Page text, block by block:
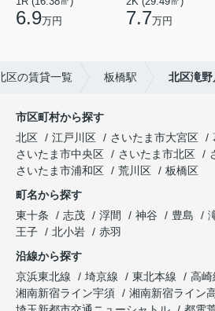
6.9万円 7.7万円
区の賃貸一覧 板橋駅 北区滝
市区町村から探す
北区
江戸川区 さいたま市大宮区
さいたま市中央区
さいたま市北区
さいたま市浦和区
荒川区
板橋区
町名から探す
東十条
志茂 浮間 神谷 豊島
王子
北小岩
赤羽
沿線から探す
京浜東北線
埼京線 東北本線 高崎
湘南新宿ライン宇須
湘南新宿ライン